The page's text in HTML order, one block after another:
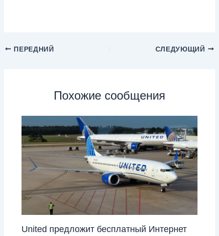
ПЕРЕДНИЙ СЛЕДУЮЩИЙ
Похожие сообщения
United предложит бесплатный Интернет